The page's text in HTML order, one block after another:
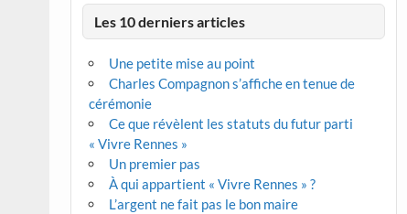
Les 10 derniers articles
Une petite mise au point
Charles Compagnon s’affiche en tenue de
cérémonie
Ce que révèlent les statuts du futur parti
« Vivre Rennes »
Un premier pas
À qui appartient « Vivre Rennes » ?
L’argent ne fait pas le bon maire